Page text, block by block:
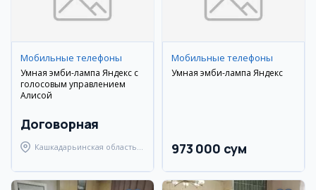
Мобильные телефоны
Умная эмби-лампа Яндекс с
голосовым управлением
Алисой
Договорная
Кашкадарьинская область,
Мобильные телефоны
Умная эмби-лампа Яндекс
973 000 сум